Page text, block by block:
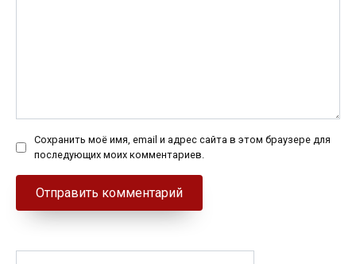
Сохранить моё имя, email и адрес сайта в этом браузере для
последующих моих комментариев.